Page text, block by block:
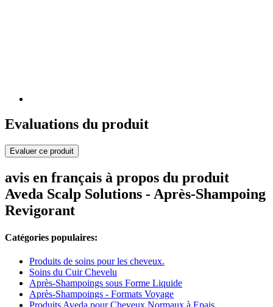
Evaluations du produit
Evaluer ce produit
avis en français à propos du produit
Aveda Scalp Solutions - Après-Shampoing
Revigorant
Catégories populaires:
Produits de soins pour les cheveux.
Soins du Cuir Chevelu
Après-Shampoings sous Forme Liquide
Après-Shampoings - Formats Voyage
Produits Aveda pour Cheveux Normaux à Epais